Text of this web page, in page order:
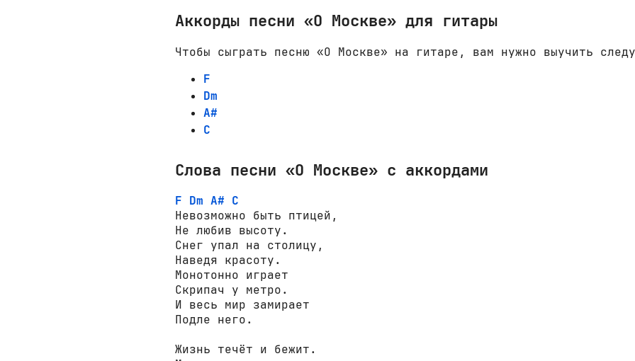
Аккорды песни «О Москве» для гитары
Чтобы сыграть песню «О Москве» на гитаре, вам нужно выучить
F
Dm
A#
C
Слова песни «О Москве» с аккордами
F Dm A# C
Невозможно быть птицей,
Не любив высоту.
Снег упал на столицу,
Наведя красоту.
Монотонно играет
Скрипач у метро.
И весь мир замирает
Подле него.
Жизнь течёт и бежит.